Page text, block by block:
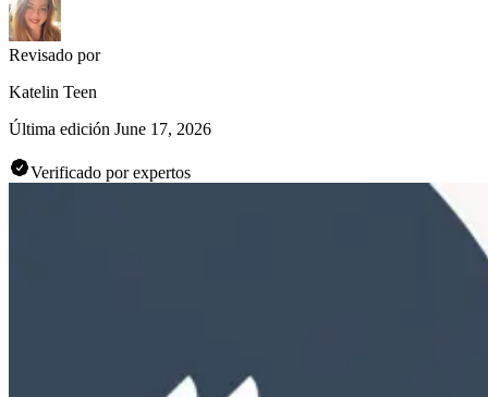
Revisado por
Katelin Teen
Última edición June 17, 2026
Verificado por expertos